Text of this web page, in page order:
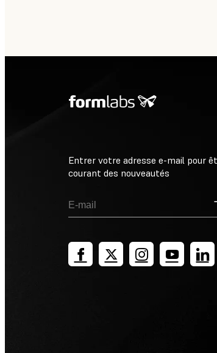
Entrer votre adresse e-mail pour
courant des nouveautés